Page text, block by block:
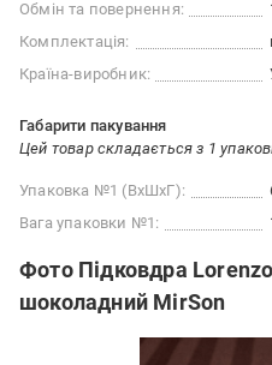
Обмін та повернення:
Комплектація:
Країна-виробник:
Габарити пакування
Цей товар складається з 1
Упаковка №1 (ВхШхГ):
Вага упаковки №1:
Фото Підковдра
шоколадний MirSon